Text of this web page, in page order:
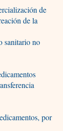
de
de la
sanitario no
por